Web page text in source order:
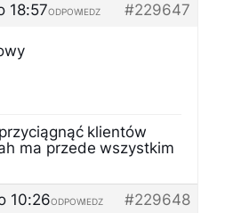
18:57
#229647
ODPOWIEDZ
klientów
ma przede wszystkim
10:26
#229648
ODPOWIEDZ